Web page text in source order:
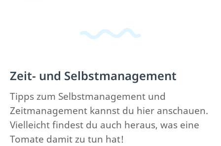
Zeit- und Selbstmanagement
Tipps zum Selbstmanagement und
Zeitmanagement kannst du hier anschauen.
Vielleicht findest du auch heraus, was eine
Tomate damit zu tun hat!